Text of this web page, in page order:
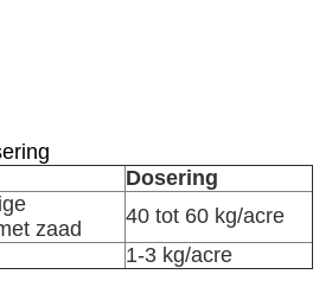
Dosering
zaad
40 tot 60 kg/acre
1-3 kg/acre